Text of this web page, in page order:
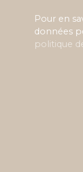
Pour en
données
politique